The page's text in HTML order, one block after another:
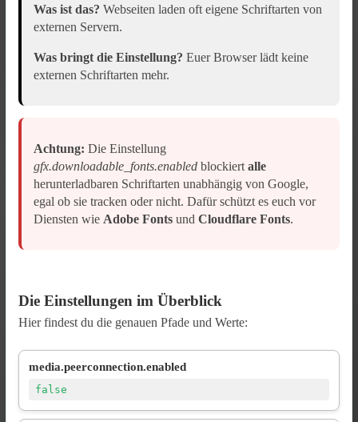
Was ist das? Webseiten laden oft eigene Schriftarten von
externen Servern.
Was bringt die Einstellung? Euer Browser lädt keine
externen Schriftarten mehr.
Achtung: Die Einstellung
gfx.downloadable_fonts.enabled blockiert alle
herunterladbaren Schriftarten unabhängig von Google,
egal ob sie tracken oder nicht. Dafür schützt es euch vor
Diensten wie Adobe Fonts und Cloudflare Fonts.
Die Einstellungen im Überblick
Hier findest du die genauen Pfade und Werte:
media.peerconnection.enabled
false